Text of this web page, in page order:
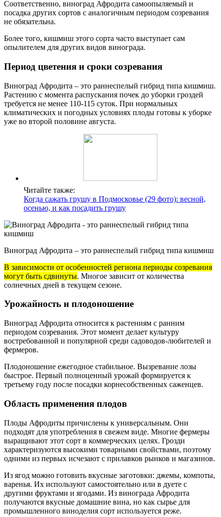
Соответственно, виноград Афродита самоопыляемый и
посадка других сортов с аналогичным периодом созревания
не обязательна.
Более того, кишмиш этого сорта часто выступает сам
опылителем для других видов винограда.
Период цветения и сроки созревания
Виноград Афродита – это раннеспелый гибрид типа кишмиш.
Растению с момента распускания почек до уборки гроздей
требуется не менее 110-115 суток. При нормальных
климатических и погодных условиях плоды готовы к уборке
уже во второй половине августа.
Читайте также:
Когда сажать грушу в Подмосковье (29 фото): весной,
осенью, и как посадить грушу
Виноград Афродита – это раннеспелый гибрид типа кишмиш
В зависимости от особенностей региона периоды созревания
могут быть сдвинуты. Многое зависит от количества
солнечных дней в текущем сезоне.
Урожайность и плодоношение
Виноград Афродита относится к растениям с ранним
периодом созревания. Этот момент делает культуру
востребованной и популярной среди садоводов-любителей и
фермеров.
Плодоношение ежегодное стабильное. Вызревание лозы
быстрое. Первый полноценный урожай формируется к
третьему году после посадки корнесобственных саженцев.
Область применения плодов
Плоды Афродиты причислены к универсальным. Они
подходят для употребления в свежем виде. Многие фермеры
выращивают этот сорт в коммерческих целях. Грозди
характеризуются высокими товарными свойствами, поэтому
одними из первых исчезают с прилавков рынков и магазинов.
Из ягод можно готовить вкусные заготовки: джемы, компоты,
варенья. Их используют самостоятельно или в дуете с
другими фруктами и ягодами. Из винограда Афродита
получаются вкусные домашние вина, но как сырье для
промышленного виноделия сорт используется реже.